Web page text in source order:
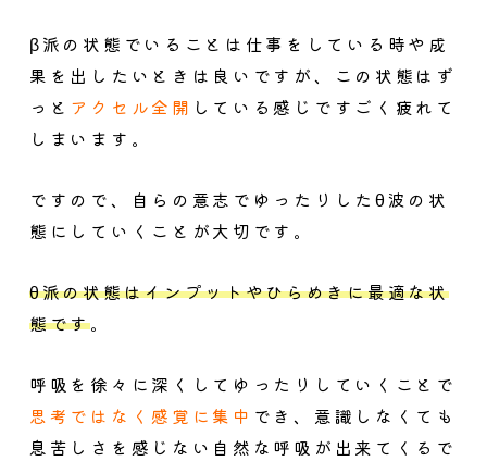
β派の状態でいることは仕事をしている時や成
果を出したいときは良いですが、この状態はず
っと アクセル全開 している感じですごく疲れて
しまいます。
ですので、自らの意志でゆったりしたθ波の状
態にしていくことが大切です。
θ派の状態はインプットやひらめきに最適な状
態です。
呼吸を徐々に深くしてゆったりしていくことで
思考ではなく感覚に集中 でき、意識しなくても
息苦しさを感じない自然な呼吸が出来てくるで